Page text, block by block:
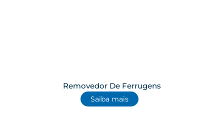
Removedor De Ferrugens
Saiba mais